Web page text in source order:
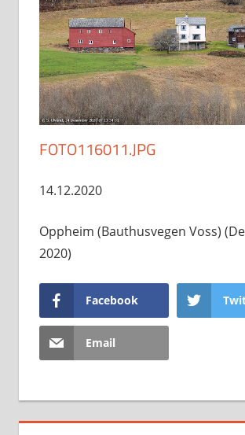
FOTO116011.JPG
14.12.2020
Oppheim (Bauthusvegen Voss)
2020)
Facebook
Email